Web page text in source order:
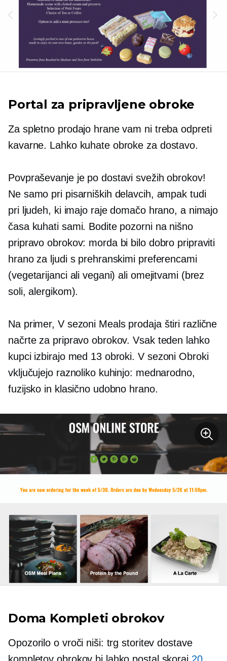
Portal za pripravljene obroke
Za spletno prodajo hrane vam ni treba odpreti
kavarne. Lahko kuhate obroke za dostavo.
Povpraševanje je po dostavi svežih obrokov!
Ne samo pri pisarniških delavcih, ampak tudi
pri ljudeh, ki imajo raje domačo hrano, a nimajo
časa kuhati sami. Bodite pozorni na nišno
pripravo obrokov: morda bi bilo dobro pripraviti
hrano za ljudi s prehranskimi preferencami
(vegetarijanci ali vegani) ali omejitvami (brez
soli, alergikom).
Na primer, V sezoni Meals prodaja štiri različne
načrte za pripravo obrokov. Vsak teden lahko
kupci izbirajo med 13 obroki. V sezoni Obroki
vključujejo raznoliko kuhinjo: mednarodno,
fuzijsko in klasično udobno hrano.
Doma Kompleti obrokov
Opozorilo o vroči niši: trg storitev dostave
kompletov obrokov bi lahko postal skoraj 20